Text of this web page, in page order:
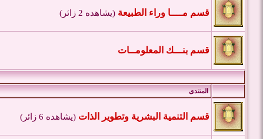
قسم مــــا وراء الطبيعة (يشاهده 2 زائر)
قسم بنـــك المعلومــات
المنتدى
قسم التنمية البشرية وتطوير الذات (يشاهده 6 زائر)